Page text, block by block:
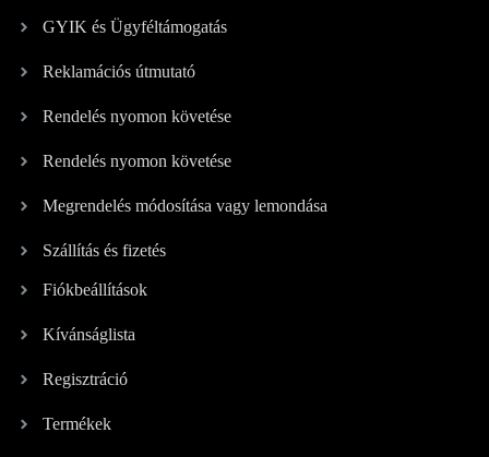
GYIK és Ügyféltámogatás
Reklamációs útmutató
Rendelés nyomon követése
Rendelés nyomon követése
Megrendelés módosítása vagy lemondása
Szállítás és fizetés
Fiókbeállítások
Kívánságlista
Regisztráció
Termékek